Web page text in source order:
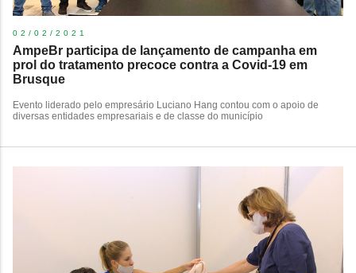
02/02/2021
AmpeBr participa de lançamento de campanha em
prol do tratamento precoce contra a Covid-19 em
Brusque
Evento liderado pelo empresário Luciano Hang contou com o apoio de
diversas entidades empresariais e de classe do município